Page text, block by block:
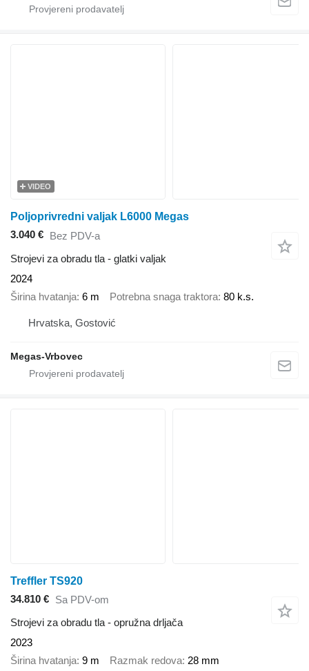
VIDEO
Poljoprivredni valjak L6000 Megas
3.040 € Bez PDV-a
Strojevi za obradu tla - glatki valjak
2024
Širina hvatanja 6 m Potrebna snaga traktora 80 k.s.
Hrvatska, Gostović
Megas-Vrbovec
Treffler TS920
34.810 € Sa PDV-om
Strojevi za obradu tla - opružna drljača
2023
Širina hvatanja 9 m Razmak redova 28 mm